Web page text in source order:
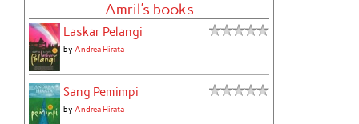
Amril's books
Laskar Pelangi
byAndrea Hirata
Sang Pemimpi
byAndrea Hirata